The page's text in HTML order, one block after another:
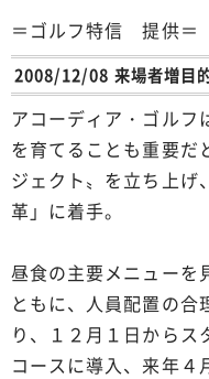
＝ゴルフ特信 提供＝
2008/12/08 来場者増目
アコーディア・ゴルフ
を育てることも重要だ
ジェクト〟を立ち上げ
革」に着手。
昼食の主要メニューを
ともに、人員配置の合
り、１２月１日からス
コースに導入、来年４